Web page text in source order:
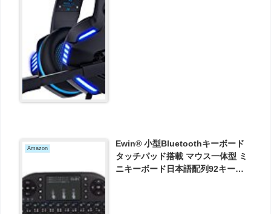
Amazon
Ewin® 小型Bluetoothキーボード
タッチパッド搭載 マウス一体型 ミ
ニキーボード日本語配列92キー軽